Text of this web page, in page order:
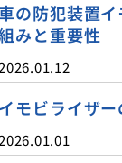
の防犯装置
みと重要性
イモビライザ